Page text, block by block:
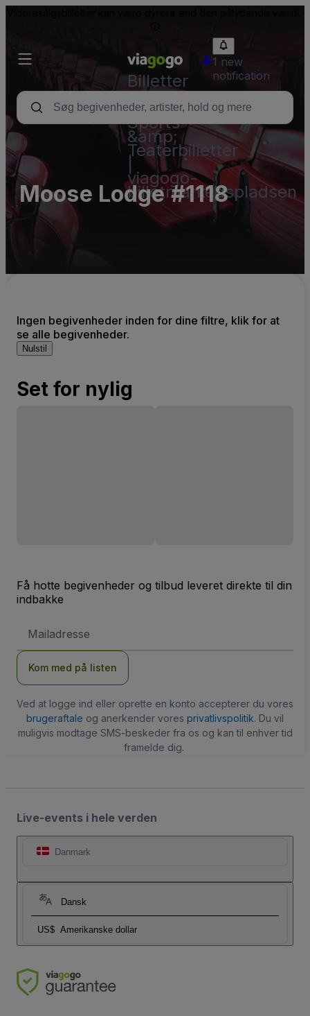
Billetter
-
Koncert-,
Sports-
&amp;
Teaterbilletter
viagogo-
billetmarkedspladsen
1 new
notification
Moose Lodge #1118
Ingen begivenheder inden for dine filtre, klik for at
se alle begivenheder.
Nulstil
Set for nylig
Få hotte begivenheder og tilbud leveret direkte til din
indbakke
adresse
Kom med på listen
Ved at logge ind eller oprette en konto accepterer du vores
brugeraftale og anerkender vores privatlivspolitik. Du vil
muligvis modtage SMS-beskeder fra os og kan til enhver tid
framelde dig.
Live-events i hele verden
Danmark
Dansk
US$ Amerikanske dollar